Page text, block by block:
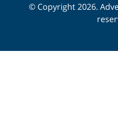
© Copyright 2026.